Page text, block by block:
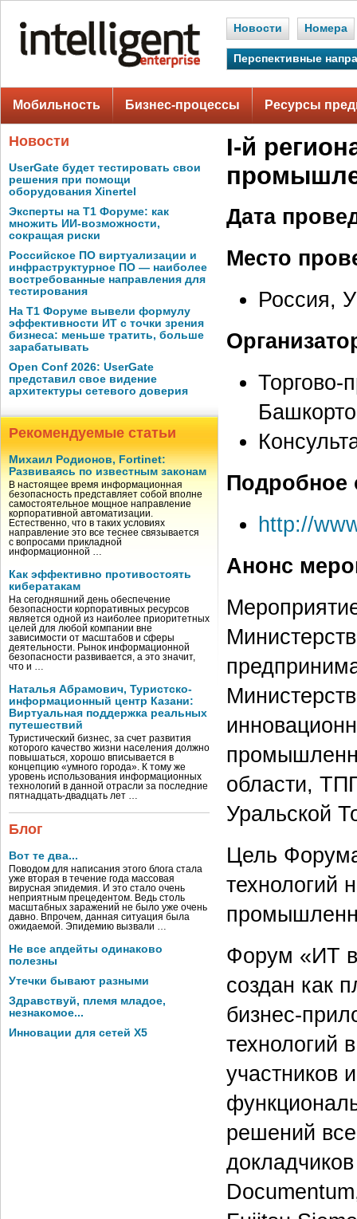
Новости Номера
Перспективные
Мобильность Бизнес-процессы Ресурсы
Новости
UserGate будет тестировать свои
решения при помощи
оборудования Xinertel
Эксперты на Т1 Форуме: как
множить ИИ-возможности,
сокращая риски
Российское ПО виртуализации и
инфраструктурное ПО — наиболее
востребованные направления для
тестирования
На Т1 Форуме вывели формулу
эффективности ИТ с точки зрения
бизнеса: меньше тратить, больше
зарабатывать
Open Conf 2026: UserGate
представил свое видение
архитектуры сетевого доверия
Рекомендуемые статьи
Михаил Родионов, Fortinet:
Развиваясь по известным законам
В настоящее время информационная
безопасность представляет собой вполне
самостоятельное мощное направление
корпоративной автоматизации.
Естественно, что в таких условиях
направление это все теснее связывается
с вопросами прикладной
информационной …
Как эффективно противостоять
кибератакам
На сегодняшний день обеспечение
безопасности корпоративных ресурсов
является одной из наиболее приоритетных
целей для любой компании вне
зависимости от масштабов и сферы
деятельности. Рынок информационной
безопасности развивается, а это значит,
что и …
Наталья Абрамович, Туристско-
информационный центр Казани:
Виртуальная поддержка реальных
путешествий
Туристический бизнес, за счет развития
которого качество жизни населения должно
повышаться, хорошо вписывается в
концепцию «умного города». К тому же
уровень использования информационных
технологий в данной отрасли за последние
пятнадцать-двадцать лет …
Блог
Вот те два...
Поводом для написания этого блога стала
уже вторая в течение года массовая
вирусная эпидемия. И это стало очень
неприятным прецедентом. Ведь столь
масштабных заражений не было уже очень
давно. Впрочем, данная ситуация была
ожидаемой. Эпидемию вызвали …
Не все апдейты одинаково
полезны
Утечки бывают разными
Здравствуй, племя младое,
незнакомое...
Инновации для сетей X5
I-й
Дата
Место
Россия,
Торгово-
Подробное
http://
Анонс
области,
Уральской
Цель
технологий
Форум «ИТ
создан как
бизнес-
технологий
участников
решений